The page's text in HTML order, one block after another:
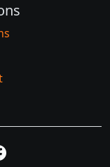
X
Facebook